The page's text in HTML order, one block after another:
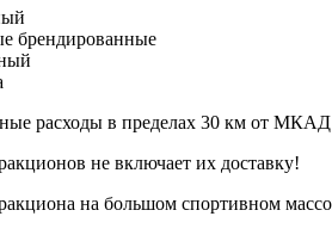
брендированные
расходы в пределах 30 км от МКАД
не включает их доставку!
на большом спортивном